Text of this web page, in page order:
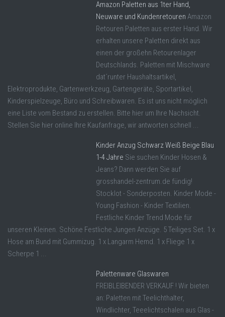
Amazon Paletten aus 1ter Hand,
Neuware und Kundenretouren Amazon
Retouren Paletten aus erster Hand. Wir
erhalten unsere Paletten direkt aus
einen der großehn Retourenlager
Deutschlands. Paletten mit Mischware
dat´runter Haushaltsartikel,
Elektroprodukte, Gartenwerkzeug, Gartengeräte, Sportartikel,
Kinderspielzeuge, Büro und Schreibwaren. Es ist uns nicht möglich
eine Liste vom Bestand zu erstellen. Bitte hier um Ihre Nachsicht.
Stellen Sie hier online Ihre Kaufanfrage, wir antworten schnell ...
Kinder Anzug Schwarz Weiß Beige Blau
1-4 Jahre Sie suchen Kinder Hosen &
Jeans? Dann werden Sie auf
grosshandel-zentrum.de fündig!
Stocklot - Sonderposten. Kinder Mode -
Young Fashion - Kinder Textilien.
Festliche Kinder Trend Mode für
unseren Kleinen. Schöne Festliche Jungen Anzüge. 5 Teiliges Set. 1 x
Hose am Bund mit Gummizug. 1 x Langarm Hemd. 1 x Fliege 1 x
Scherpe 1 ...
Palettenware Glaswaren
FREIBLEIBENDER VERKAUF ! Wir bieten
an: Paletten mit Teelichthalter,
Windlichter, Teeelichtschalen aus Glas -